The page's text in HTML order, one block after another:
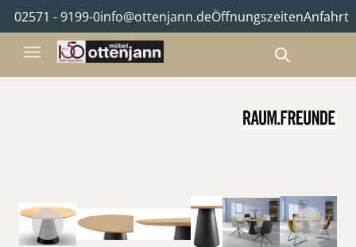
02571 - 9199-0info@ottenjann.deÖffnungszeitenAnfahrt